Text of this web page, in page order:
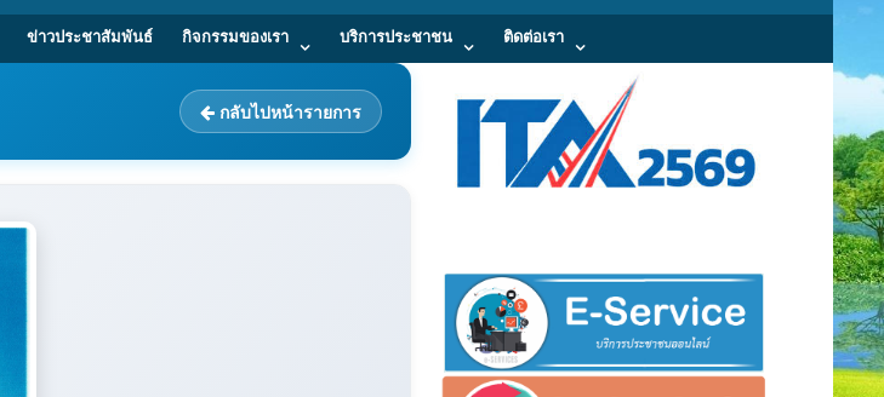
ข่าวประชาสัมพันธ์ กิจกรรมของเรา บริการประชาชน ติดต่อเรา
กลับไปหน้ารายการ